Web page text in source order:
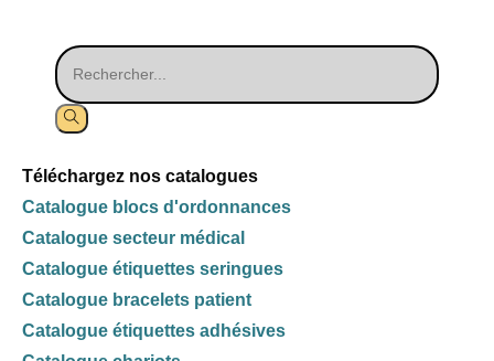
Téléchargez nos catalogues
Catalogue blocs d'ordonnances
Catalogue secteur médical
Catalogue étiquettes seringues
Catalogue bracelets patient
Catalogue étiquettes adhésives